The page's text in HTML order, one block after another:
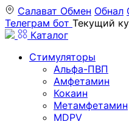
Салават Обмен Обнал
Телеграм бот Текущий
Каталог
Стимуляторы
Альфа-ПВП
Амфетамин
Кокаин
Метамфетамин
MDPV